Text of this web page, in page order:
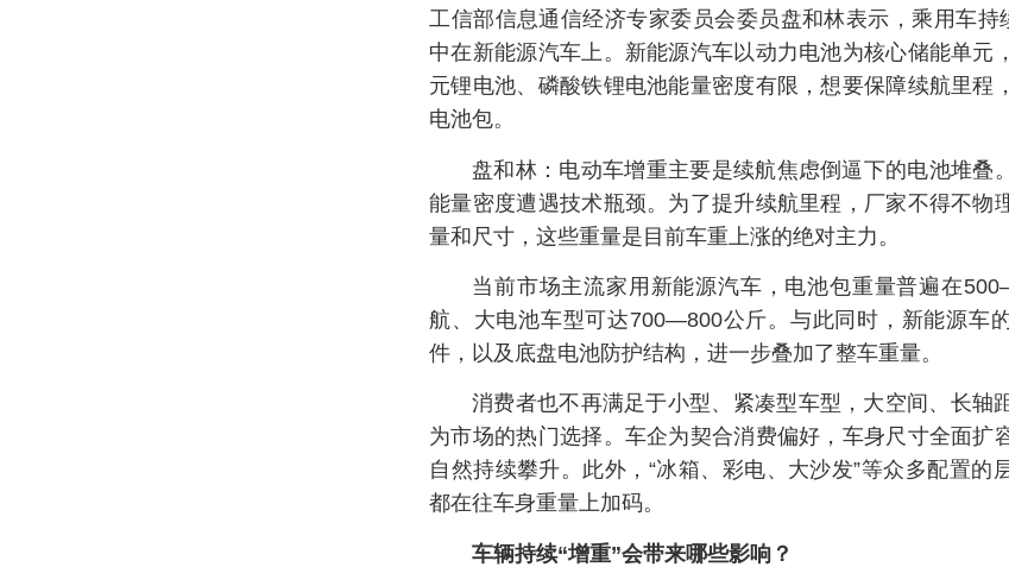
工信部信息通信经济专家委员会委员盘和林表示，乘用车持
中在新能源汽车上。新能源汽车以动力电池为核心储能单元
元锂电池、磷酸铁锂电池能量密度有限，想要保障续航里程
电池包。
盘和林：电动车增重主要是续航焦虑倒逼下的电池堆叠
能量密度遭遇技术瓶颈。为了提升续航里程，厂家不得不物
量和尺寸，这些重量是目前车重上涨的绝对主力。
当前市场主流家用新能源汽车，电池包重量普遍在
航、大电池车型可达700—800公斤。与此同时，新能源车
件，以及底盘电池防护结构，进一步叠加了整车重量。
消费者也不再满足于小型、紧凑型车型，大空间、长轴
为市场的热门选择。车企为契合消费偏好，车身尺寸全面扩
自然持续攀升。此外，“冰箱、彩电、大沙发”等众多配置的
都在往车身重量上加码。
车辆持续“增重”会带来哪些影响？